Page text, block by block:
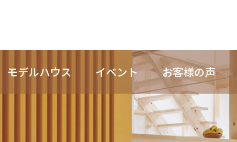
モデルハウス イベント お客様の声